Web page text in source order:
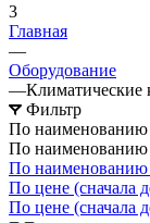
3
Главная
—
Оборудование
—Климатические
Фильтр
По
По
По
По цене (сначала
По цене (сначала